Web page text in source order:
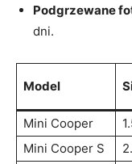
Podgrzewane
dni.
Model
Mini Cooper
Mini Cooper S